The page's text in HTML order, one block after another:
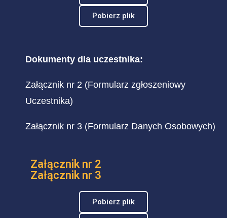
Pobierz plik
Dokumenty dla uczestnika:
Załącznik nr 2 (Formularz zgłoszeniowy
Uczestnika)
Załącznik nr 3 (Formularz Danych Osobowych)
Załącznik nr 2
Załącznik nr 3
Pobierz plik